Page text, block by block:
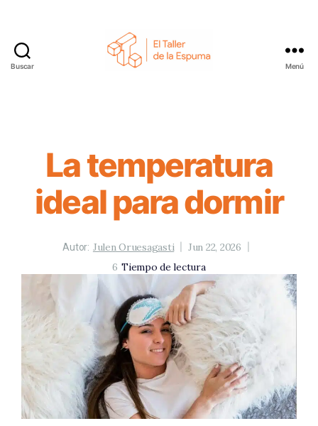
Buscar Menú
La temperatura
ideal para dormir
Autor: Julen Oruesagasti
Jun 22, 2026
6 Tiempo de lectura